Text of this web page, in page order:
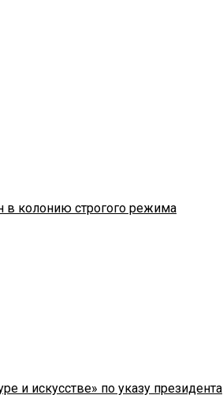
в колонию строгого режима
и искусстве» по указу президента